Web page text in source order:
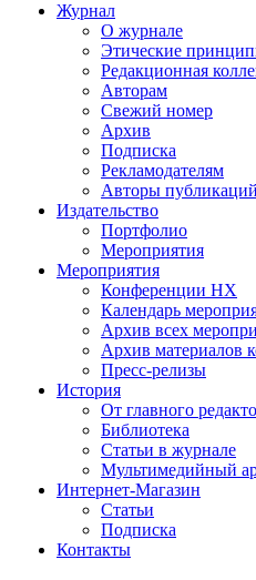
Журнал
О журнале
Этические
Редакционная
Авторам
Свежий номер
Архив
Подписка
Рекламодателям
Авторы
Издательство
Портфолио
Мероприятия
Мероприятия
Конференции НХ
Календарь
Архив всех
Архив материалов
Пресс-релизы
История
От главного
Библиотека
Статьи в журнале
Мультимедийный
Интернет-Магазин
Статьи
Подписка
Контакты